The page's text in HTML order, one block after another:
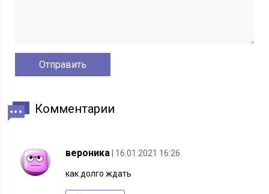
Комментарии
вероника | 16.01.2021 16:26
как долго ждать